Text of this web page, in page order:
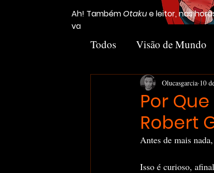
Ah! TambémOtakue leitor, nas
vagas
Todos Visão de Mundo
Introvertido Livros
Negócios
Por
Robert
Olucasgarcia 10
Antes de mais
Isso é curioso,